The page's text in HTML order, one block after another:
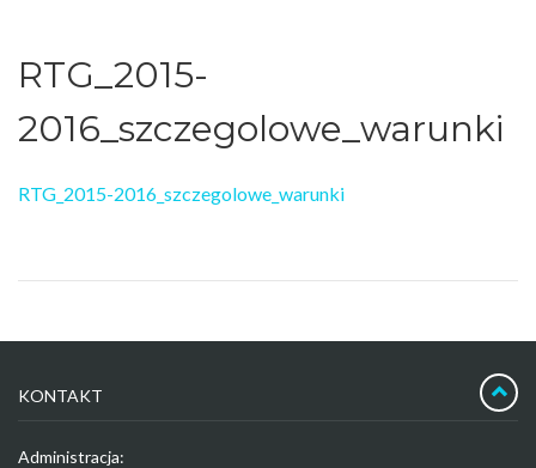
RTG_2015-
2016_szczegolowe_warunki
RTG_2015-2016_szczegolowe_warunki
KONTAKT
Administracja: